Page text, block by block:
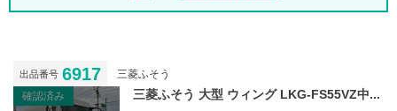
出品番号 6917
三菱ふそう
確認済み
三菱ふそう 大型 ウィング LKG-FS55VZ中...